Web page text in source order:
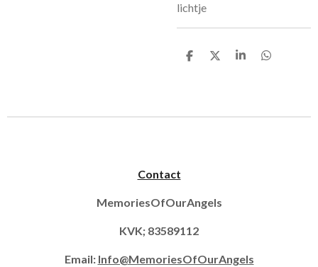
lichtje
D
D
S
D
Contact
MemoriesOfOurAngels
KVK; 83589112
Email: Info@MemoriesOfOurAngels